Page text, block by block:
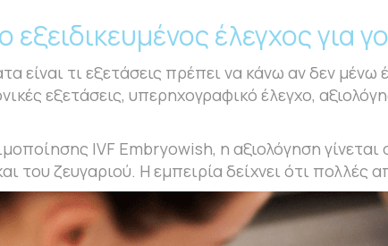
εξειδικευμένος έλεγχος για
είναι τι εξετάσεις πρέπει να κάνω αν δεν μένω
εξετάσεις, υπερηχογραφικό έλεγχο,
IVF Embryowish, η αξιολόγηση
του ζευγαριού. Η εμπειρία δείχνει ότι πολλές